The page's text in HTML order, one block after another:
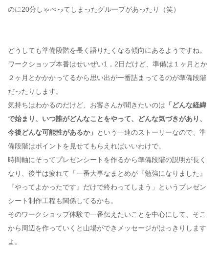
のに20分しゃべってしまったグループがあったり（笑）
どうしても準備段階を長く語りたくなる傾向にあるようですね。
ワークショップ本番はせいぜい1，2日だけど、準備は１ヶ月とか
２ヶ月とかかかってるから思い出が一番詰まってるのが準備段階
だったりします。
気持ちはわかるのだけど、お客さんが聞きたいのは 「どんな経緯
で始まり、いつ誰がどんなことをやって、どんな気づきがあり、
今後どんな可能性があるか」 という一連のストーリーなので、準
備段階はポイントを見せてもらえればいいわけで。
時間軸にそってプレゼンシートを作るから準備段階の説明が長く
なり、後半は疲れて「一番大事なまとめが『勉強になりました』
『やってよかったです』だけで終わってしまう」というプレゼン
シート制作工程も関係してるかも。
そのワークショップ体験で一番伝えたいことを中心にして、そこ
から周辺を作っていくと山場ができメッセージがはっきりします
よ。